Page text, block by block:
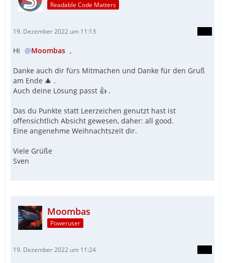
Readable Code Matters
19. Dezember 2022 um 11:13
Hi Moombas ,
Danke auch dir fürs Mitmachen und Danke für den Gruß
am Ende 🎄 .
Auch deine Lösung passt 👍 .
Das du Punkte statt Leerzeichen genutzt hast ist
offensichtlich Absicht gewesen, daher: all good.
Eine angenehme Weihnachtszeit dir.
Viele Grüße
Sven
Moombas
Poweruser
19. Dezember 2022 um 11:24